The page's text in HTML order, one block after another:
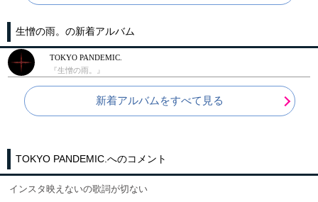
生憎の雨。の新着アルバム
TOKYO PANDEMIC.
『生憎の雨。』
新着アルバムをすべて見る
TOKYO PANDEMIC.へのコメント
インスタ映えないの歌詞が切ない